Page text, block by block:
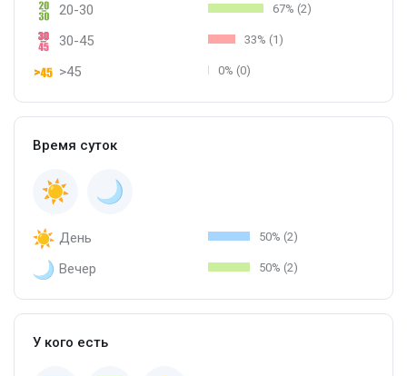
20-30 67% (2)
30-45 33% (1)
>45 0% (0)
Время суток
День 50% (2)
Вечер 50% (2)
У кого есть